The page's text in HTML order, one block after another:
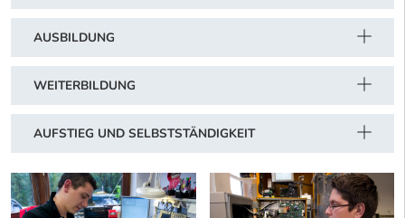
AUSBILDUNG
WEITERBILDUNG
AUFSTIEG UND SELBSTSTÄNDIGKEIT